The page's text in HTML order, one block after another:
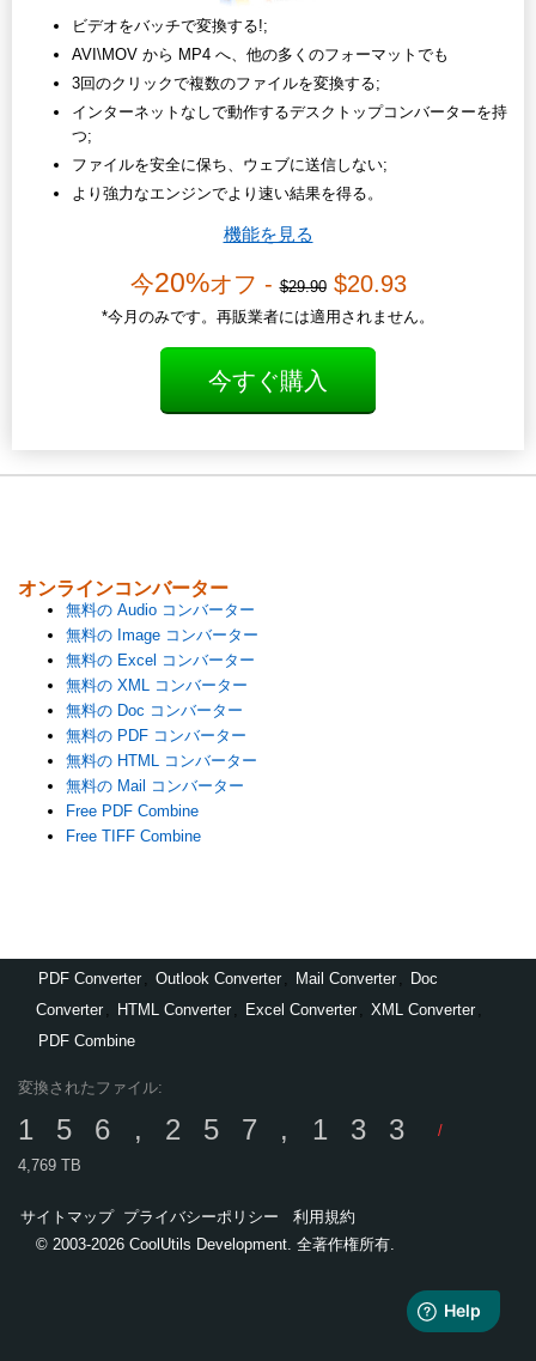
ビデオをバッチで変換する!;
AVI\MOV から MP4 へ、他の多くのフォーマットでも
3回のクリックで複数のファイルを変換する;
インターネットなしで動作するデスクトップコンバーターを持
つ;
ファイルを安全に保ち、ウェブに送信しない;
より強力なエンジンでより速い結果を得る。
機能を見る
今20%オフ -$29.90$20.93
*今月のみです。再販業者には適用されません。
今すぐ購入
オンラインコンバーター
無料の Audio コンバーター
無料の Image コンバーター
無料の Excel コンバーター
無料の XML コンバーター
無料の Doc コンバーター
無料の PDF コンバーター
無料の HTML コンバーター
無料の Mail コンバーター
Free PDF Combine
Free TIFF Combine
PDF Converter , Outlook Converter , Mail Converter ,
Doc
Converter , HTML Converter , Excel Converter , XML Converter ,
PDF Combine
変換されたファイル:
156,257,133
/
4,769 TB
サイトマップ プライバシーポリシー
利用規約
© 2003-2026 CoolUtils Development. 全著作権所有.